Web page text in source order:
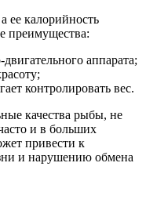
ее калорийность
преимущества:
аппарата;
контролировать вес.
качества рыбы, не
и в больших
привести к
и нарушению обмена